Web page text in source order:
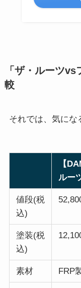
「ザ・ルーツ
較
それでは、気にな
【
ルー
値段(税
込)
塗装(税
込)
素材 FRP